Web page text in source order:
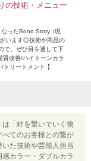
の技術・メニュー
ったBond Story ♪現
います◎技術や商品の
で、ぜひ目を通して下
質改善/ハイトーンカラ
リートメント 】
「絆を繋いでいく物
てのお客様との繋が
た技術や芸能人担当
カラー・ダブルカラ